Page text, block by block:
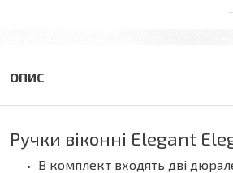
Ручки віконні Elegant
В комплект входять дві